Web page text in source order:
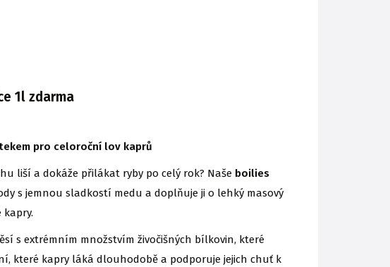
1l zdarma
pro celoroční lov kaprů
liší a dokáže přilákat ryby po celý rok? Naše boilies
s jemnou sladkostí medu a doplňuje ji o lehký masový
s extrémním množstvím živočišných bílkovin, které
které kapry láká dlouhodobě a podporuje jejich chuť k